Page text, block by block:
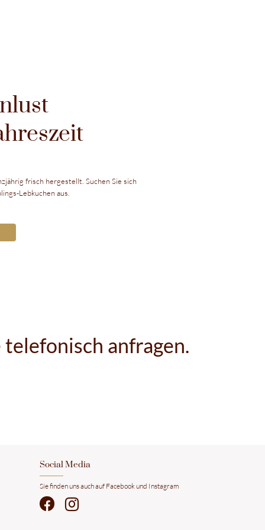
frisch hergestellt. Suchen Sie sich
Lebkuchen aus.
anfragen.
Social Media
Sie finden uns auch auf Facebook und Instagram